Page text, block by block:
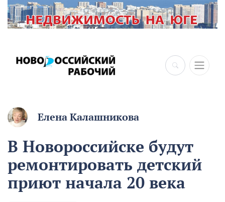
×
Елена Калашникова
В Новороссийске будут
ремонтировать детский
приют начала 20 века